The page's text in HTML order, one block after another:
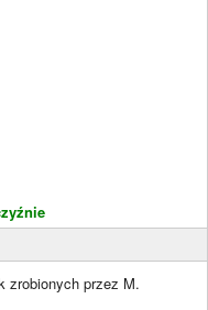
zrobionych przez M.